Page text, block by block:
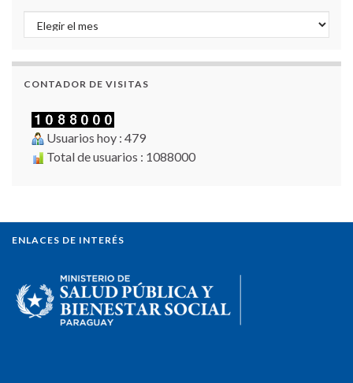
Archivo de Noticias
CONTADOR DE VISITAS
Usuarios hoy : 479
Total de usuarios : 1088000
ENLACES DE INTERÉS